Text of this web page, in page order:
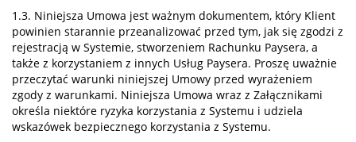
1.3. Niniejsza Umowa jest ważnym dokumentem, który Klient
powinien starannie przeanalizować przed tym, jak się zgodzi z
rejestracją w Systemie, stworzeniem Rachunku Paysera, a
także z korzystaniem z innych Usług Paysera. Proszę uważnie
przeczytać warunki niniejszej Umowy przed wyrażeniem
zgody z warunkami. Niniejsza Umowa wraz z Załącznikami
określa niektóre ryzyka korzystania z Systemu i udziela
wskazówek bezpiecznego korzystania z Systemu.